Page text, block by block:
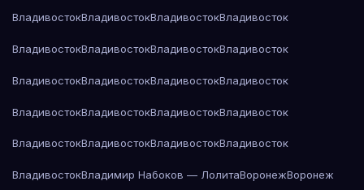
ВладивостокВладивостокВладивостокВладивосток
ВладивостокВладивостокВладивостокВладивосток
ВладивостокВладивостокВладивостокВладивосток
ВладивостокВладивостокВладивостокВладивосток
ВладивостокВладивостокВладивостокВладивосток
ВладивостокВладимир Набоков — ЛолитаВоронежВоронеж